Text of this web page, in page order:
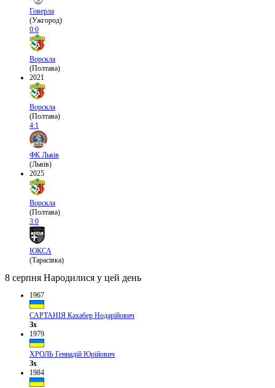
Говерла
(Ужгород)
0:0
Ворскла
(Полтава)
2021
Ворскла
(Полтава)
4:1
ФК Львів
(Львів)
2025
Ворскла
(Полтава)
3:0
ЮКСА
(Тарасівка)
8 серпня Народилися у цей день
1967
САРТАНІЯ Кахабер Нодарійович
Зх
1979
ХРОЛЬ Геннадій Юрійович
Зх
1984